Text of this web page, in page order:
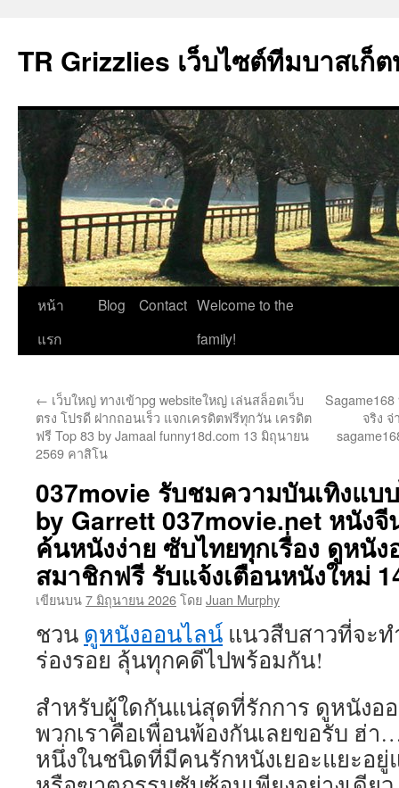
TR Grizzlies เว็บไซต์ทีมบาสเก็
ข้าม
ไป
เนื้อหา
หน้า
แรก
Blog Contact Welcome to the
family!
← เว็บใหญ่ ทางเข้าpg websiteใหญ่ เล่นสล็อตเว็บ
ตรง โปรดี ฝากถอนเร็ว แจกเครดิตฟรีทุกวัน เครดิต
ฟรี Top 83 by Jamaal funny18d.com 13 มิถุนายน
2569 คาสิโน
จริง
037movie รับชมความบันเทิงแบ
by Garrett 037movie.net หนัง
ค้นหนังง่าย ซับไทยทุกเรื่อง ดูหนั
สมาชิกฟรี รับแจ้งเตือนหนังใหม่
เขียนบน7 มิถุนายน 2026โดยJuan Murphy
ชวน ดูหนังออนไลน์ แนวสืบสาวที่จะ
ร่องรอย ลุ้นทุกคดีไปพร้อมกัน!
สำหรับผู้ใดกันแน่สุดที่รักการ ดูหนังอ
พวกเราคือเพื่อนพ้องกันเลยขอรับ ฮ่
หนึ่งในชนิดที่มีคนรักหนังเยอะแยะอ